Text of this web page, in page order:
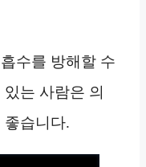
수를 방해할 수
는 사람은 의
좋습니다.